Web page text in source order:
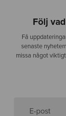
Följ
Få
senaste
missa något
E-post